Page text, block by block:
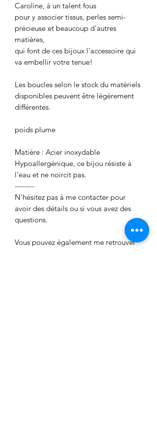
Caroline, à un talent fous
pour y associer tissus, perles semi-
précieuse et beaucoup d'autres
matières,
qui font de ces bijoux l'accessoire qui
va embellir votre tenue!
Les boucles selon le stock du matériels
disponibles peuvent être légèrement
différentes.
poids plume
Matière : Acier inoxydable
Hypoallergénique, ce bijou résiste à
l'eau et ne noircit pas.
--------
N'hésitez pas à me contacter pour
avoir des détails ou si vous avez des
questions.
Vous pouvez également me retrouver